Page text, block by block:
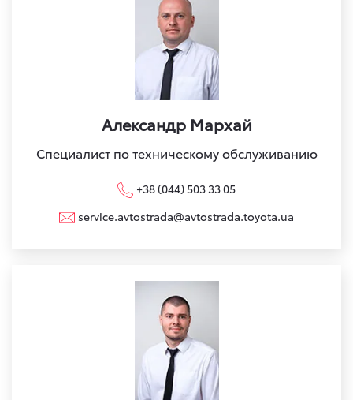
Александр Мархай
Специалист по техническому обслуживанию
+38 (044) 503 33 05
service.avtostrada@avtostrada.toyota.ua